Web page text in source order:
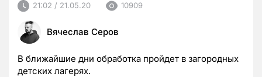
21:02 / 21.05.20 10909
Вячеслав Серов
В ближайшие дни обработка пройдет в загородных
детских лагерях.